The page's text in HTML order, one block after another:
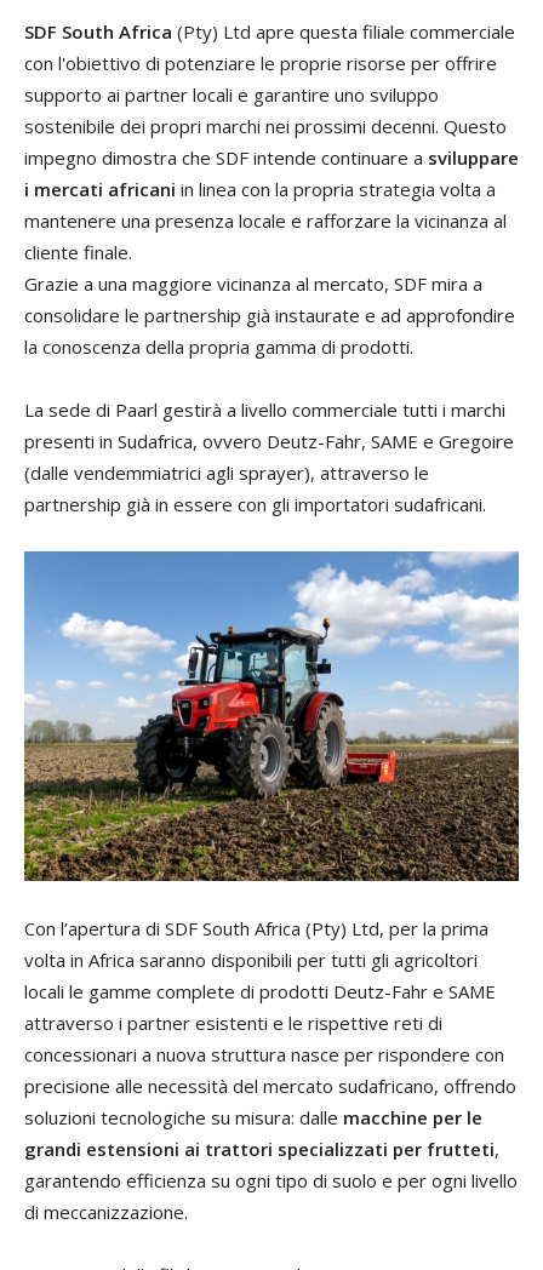
SDF South Africa (Pty) Ltd apre questa filiale commerciale
con l'obiettivo di potenziare le proprie risorse per offrire
supporto ai partner locali e garantire uno sviluppo
sostenibile dei propri marchi nei prossimi decenni. Questo
impegno dimostra che SDF intende continuare a sviluppare
i mercati africani in linea con la propria strategia volta a
mantenere una presenza locale e rafforzare la vicinanza al
cliente finale.
Grazie a una maggiore vicinanza al mercato, SDF mira a
consolidare le partnership già instaurate e ad approfondire
la conoscenza della propria gamma di prodotti.
La sede di Paarl gestirà a livello commerciale tutti i marchi
presenti in Sudafrica, ovvero Deutz-Fahr, SAME e Gregoire
(dalle vendemmiatrici agli sprayer), attraverso le
partnership già in essere con gli importatori sudafricani.
Con l’apertura di SDF South Africa (Pty) Ltd, per la prima
volta in Africa saranno disponibili per tutti gli agricoltori
locali le gamme complete di prodotti Deutz-Fahr e SAME
attraverso i partner esistenti e le rispettive reti di
concessionari a nuova struttura nasce per rispondere con
precisione alle necessità del mercato sudafricano, offrendo
soluzioni tecnologiche su misura: dalle macchine per le
grandi estensioni ai trattori specializzati per frutteti,
garantendo efficienza su ogni tipo di suolo e per ogni livello
di meccanizzazione.